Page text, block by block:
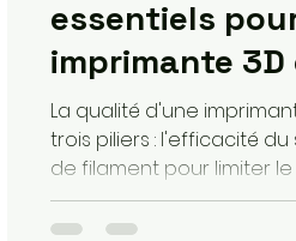
essentiels
imprimante
qualité ?
La qualité d'une
trois piliers : l'efficacité
de filament pour limiter
fermée chauffée pour la
une automatisation par